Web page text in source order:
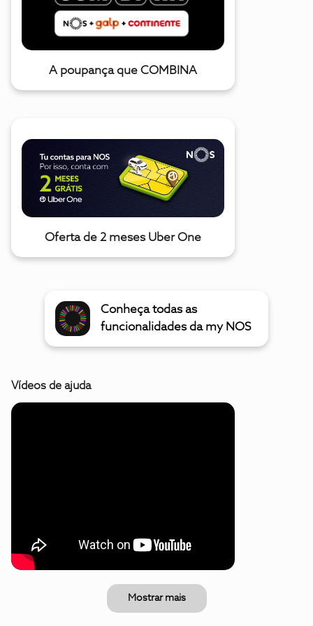
A poupança que COMBINA
Oferta de 2 meses Uber One
Conheça todas as
funcionalidades da my NOS
Vídeos de ajuda
Mostrar mais